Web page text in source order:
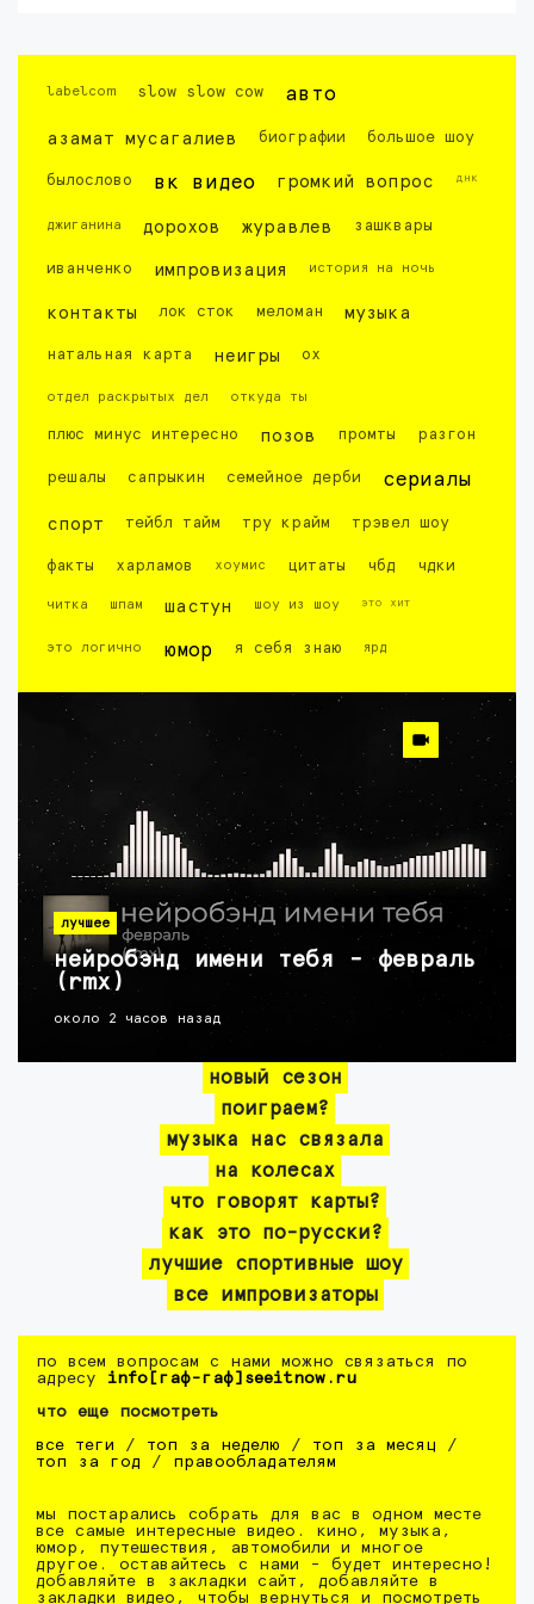
labelcom slow slow cow авто
азамат мусагалиев биографии большое шоу
былослово вк видео громкий вопрос днк
джиганина дорохов журавлев зашквары
иванченко импровизация история на ночь
контакты лок сток меломан музыка
натальная карта неигры ох
отдел раскрытых дел откуда ты
плюс минус интересно позов промты разгон
решалы сапрыкин семейное дерби сериалы
спорт тейбл тайм тру крайм трэвел шоу
факты харламов хоумис цитаты чбд чдки
читка шпам шастун шоу из шоу это хит
это логично юмор я себя знаю ярд
лучшее
нейробэнд имени тебя - февраль
(rmx)
около 2 часов назад
новый сезон
поиграем?
музыка нас связала
на колесах
что говорят карты?
как это по-русски?
лучшие спортивные шоу
все импровизаторы
по всем вопросам с нами можно связаться по
адресу info[гаф-гаф]seeitnow.ru
что еще посмотреть
все теги / топ за неделю / топ за месяц /
топ за год / правообладателям
мы постарались собрать для вас в одном месте
все самые интересные видео. кино, музыка,
юмор, путешествия, автомобили и многое
другое. оставайтесь с нами - будет интересно!
добавляйте в закладки сайт, добавляйте в
закладки видео, чтобы вернуться и посмотреть